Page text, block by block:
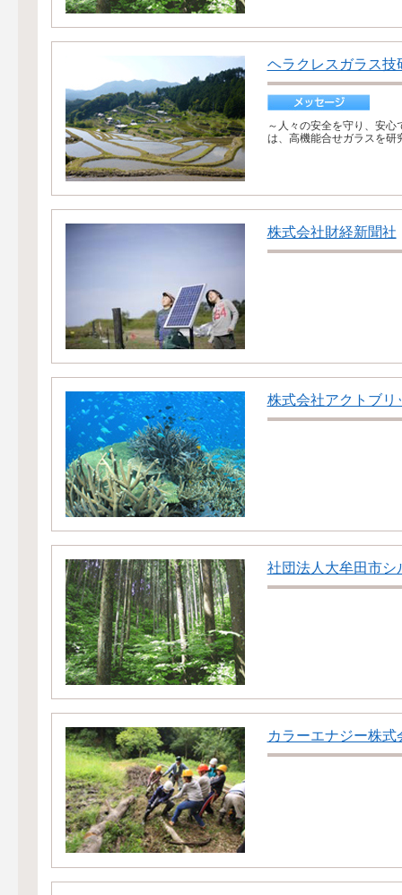
ヘラクレスガラス技
～人々の安全を守り、安
は、高機能合せガラスを研
株式会社財経新聞社
株式会社アクトブリ
社団法人大牟田市シ
カラーエナジー株式